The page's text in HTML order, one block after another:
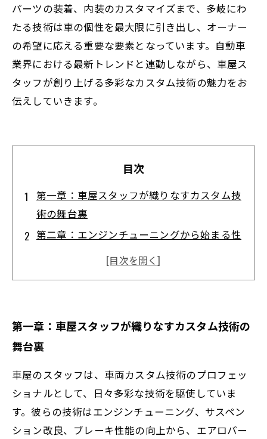
パーツの装着、内装のカスタマイズまで、多岐にわ
たる技術は車の個性を最大限に引き出し、オーナー
の希望に応える重要な要素となっています。自動車
業界における最新トレンドと連動しながら、車屋ス
タッフが創り上げる多彩なカスタム技術の魅力をお
伝えしていきます。
目次
第一章：車屋スタッフが織りなすカスタム技
術の舞台裏
第二章：エンジンチューニングから始まる性
の挑戦
第五章：車屋スタッフが作り出す唯一無二の
カスタム完成物語
熟練メカニックが教える車両カスタム技術の
魅力と未来
オーナーの願いを叶える！多彩なカスタム技
第一章：車屋スタッフが織りなすカスタム技術の
舞台裏
車屋のスタッフは、車両カスタム技術のプロフェッ
ショナルとして、日々多彩な技術を駆使していま
す。彼らの技術はエンジンチューニング、サスペン
ション改良、ブレーキ性能の向上から、エアロパー